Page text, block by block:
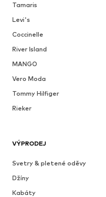
Tamaris
Levi's
Coccinelle
River Island
MANGO
Vero Moda
Tommy Hilfiger
Rieker
VÝPRODEJ
Svetry & pletené oděvy
Džíny
Kabáty